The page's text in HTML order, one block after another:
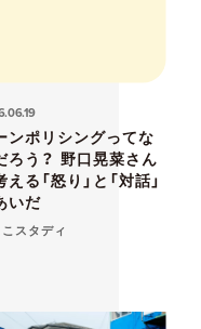
ンポリシングってな
ろう？ 野口晃菜さん
える「怒り」と「対話」
いだ
スタディ